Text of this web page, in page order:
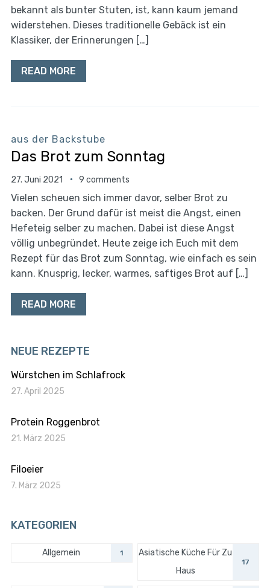
bekannt als bunter Stuten, ist, kann kaum jemand
widerstehen. Dieses traditionelle Gebäck ist ein
Klassiker, der Erinnerungen […]
READ MORE
aus der Backstube
Das Brot zum Sonntag
27. Juni 2021 9 comments
Vielen scheuen sich immer davor, selber Brot zu
backen. Der Grund dafür ist meist die Angst, einen
Hefeteig selber zu machen. Dabei ist diese Angst
völlig unbegründet. Heute zeige ich Euch mit dem
Rezept für das Brot zum Sonntag, wie einfach es sein
kann. Knusprig, lecker, warmes, saftiges Brot auf […]
READ MORE
NEUE REZEPTE
Würstchen im Schlafrock
27. April 2025
Protein Roggenbrot
21. März 2025
Filoeier
7. März 2025
KATEGORIEN
Allgemein 1
Asiatische Küche Für Zu
Haus
17